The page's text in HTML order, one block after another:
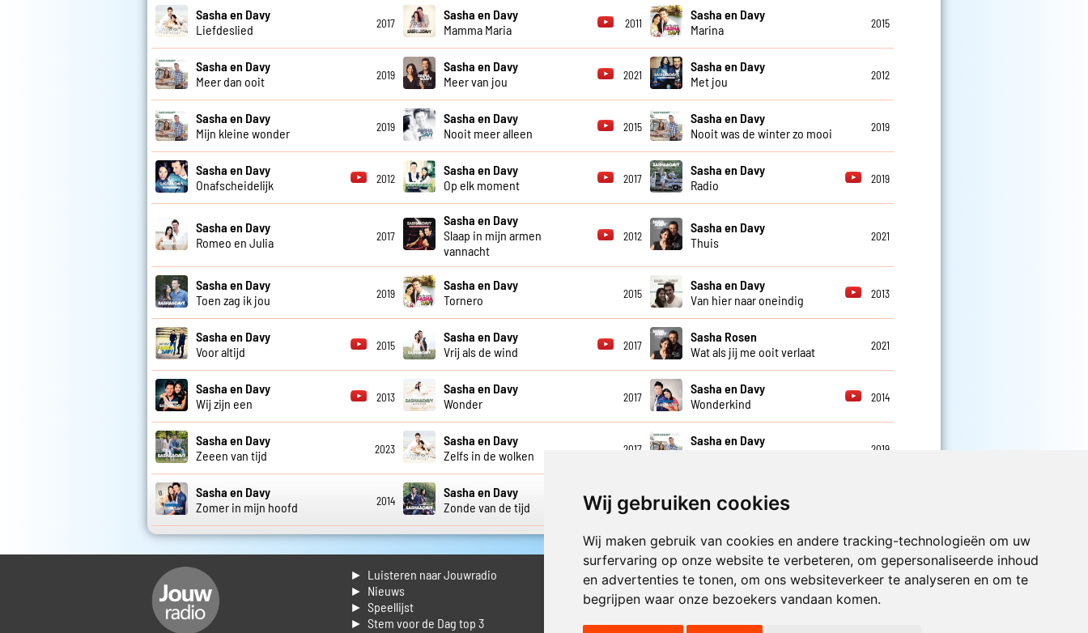
Wij gebruiken cookies
Wij maken gebruik van cookies en andere tracking-technologieën om uw
surfervaring op onze website te verbeteren, om gepersonaliseerde inhoud
en advertenties te tonen, om ons websiteverkeer te analyseren en om te
begrijpen waar onze bezoekers vandaan komen.
Sasha en Davy
Liefdeslied
2017
Sasha en Davy
Mamma Maria
2011
Sasha en Davy
Marina
2015
Sasha en Davy
Meer dan ooit
2019
Sasha en Davy
Meer van jou
2021
Sasha en Davy
Met jou
2012
Sasha en Davy
Mijn kleine wonder
2019
Sasha en Davy
Nooit meer alleen
2015
Sasha en Davy
Nooit was de winter zo mooi
2019
Sasha en Davy
Onafscheidelijk
2012
Sasha en Davy
Op elk moment
2017
Sasha en Davy
Radio
2019
Sasha en Davy
Romeo en Julia
2017
Sasha en Davy
Slaap in mijn armen
vannacht
2012
Sasha en Davy
Thuis
2021
Sasha en Davy
Toen zag ik jou
2019
Sasha en Davy
Tornero
2015
Sasha en Davy
Van hier naar oneindig
2013
Sasha en Davy
Voor altijd
2015
Sasha en Davy
Vrij als de wind
2017
Sasha Rosen
Wat als jij me ooit verlaat
2021
Sasha en Davy
Wij zijn een
2013
Sasha en Davy
Wonder
2017
Sasha en Davy
Wonderkind
2014
Sasha en Davy
Zeeen van tijd
2023
Sasha en Davy
Zelfs in de wolken
2017
Sasha en Davy
2019
Sasha en Davy
Zomer in mijn hoofd
2014
Sasha en Davy
Zonde van de tijd
2018
Sasha en Davy
Zonder jou
► Luisteren naar Jouwradio
► Nieuws
► Speellijst
► Stem voor de Dag top 3
► Livestream informatie
► Muziek opzoeken
► Vlaamse 100 Aller tijden
► De 50 beste van...
Luister nu naar Jouwradio! De beste
Nederlandstalige muziek uit de lage
landen hoor je hier al 20 jaar. In
digitale kwaliteit op je laptop, tablet